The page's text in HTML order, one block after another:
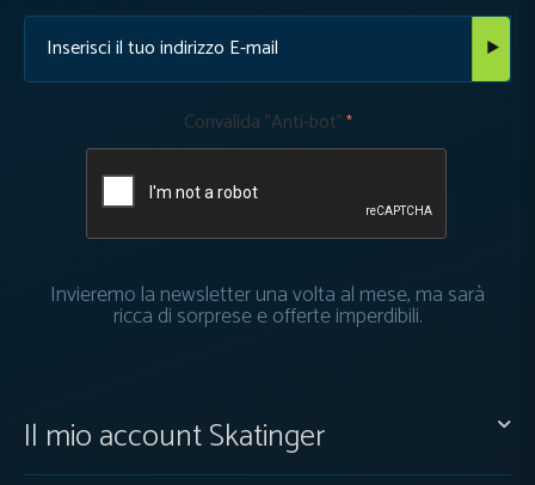
Convalida "Anti-bot"
Invieremo la newsletter una volta al mese, ma sarà
ricca di sorprese e offerte imperdibili.
Il mio account Skatinger